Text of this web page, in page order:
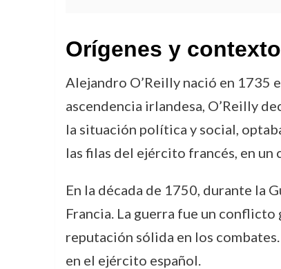
Orígenes y
Alejandro O’Reilly nació en 1735
ascendencia irlandesa, O’Reilly
la situación política y social,
las filas del ejército francés, en
En la década de 1750, durante la
Francia. La guerra fue un
reputación sólida en los
en el ejército español.